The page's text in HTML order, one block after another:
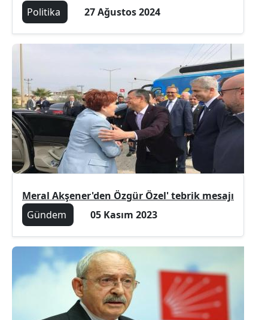
Politika
27 Ağustos 2024
Meral Akşener'den Özgür Özel' tebrik mesajı
Gündem
05 Kasım 2023